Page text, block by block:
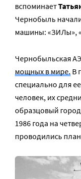
вспоминает
Чернобыль
машины: «ЗИЛы»,
Чернобыльская
мощных в мире. В
специально для
человек, их
образцовый
1986 года на
проводились